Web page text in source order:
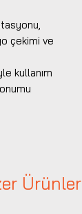
çekimi ve
kullanım
Ürünler